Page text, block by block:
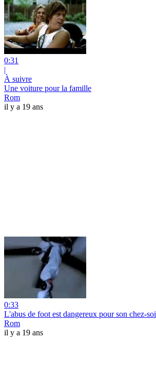
0:31
|
À suivre
Une voiture pour la famille
Rom
il y a 19 ans
0:33
L'abus de foot est dangereux pour son chez-soi
Rom
il y a 19 ans